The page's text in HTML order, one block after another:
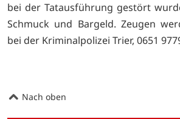
bei der Tatausführung gestört
Schmuck und Bargeld. Zeugen
bei der Kriminalpolizei Trier, 0651
Nach oben